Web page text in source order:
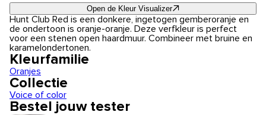
Open de Kleur Visualizer
Hunt Club Red is een donkere, ingetogen gemberoranje en
de ondertoon is oranje-oranje. Deze verfkleur is perfect
voor een stenen open haardmuur. Combineer met bruine en
karamelondertonen.
Kleurfamilie
Oranjes
Collectie
Voice of color
Bestel jouw tester